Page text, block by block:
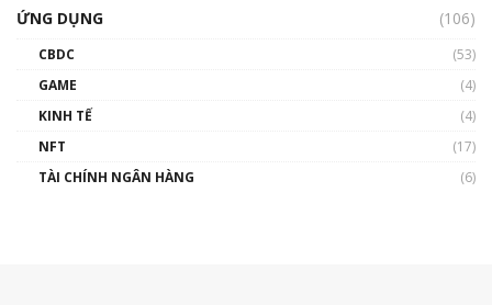
ỨNG DỤNG
(106)
CBDC
(53)
GAME
(4)
KINH TẾ
(4)
NFT
(17)
TÀI CHÍNH NGÂN HÀNG
(6)